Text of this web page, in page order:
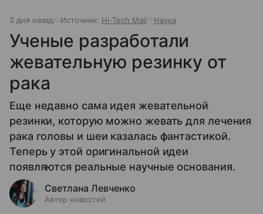
2 дня назад Источник: Hi-Tech Mail Наука
Ученые разработали
жевательную резинку от
рака
Еще недавно сама идея жевательной
резинки, которую можно жевать для лечения
рака головы и шеи казалась фантастикой.
Теперь у этой оригинальной идеи
появляются реальные научные основания.
Светлана Левченко
Автор новостей